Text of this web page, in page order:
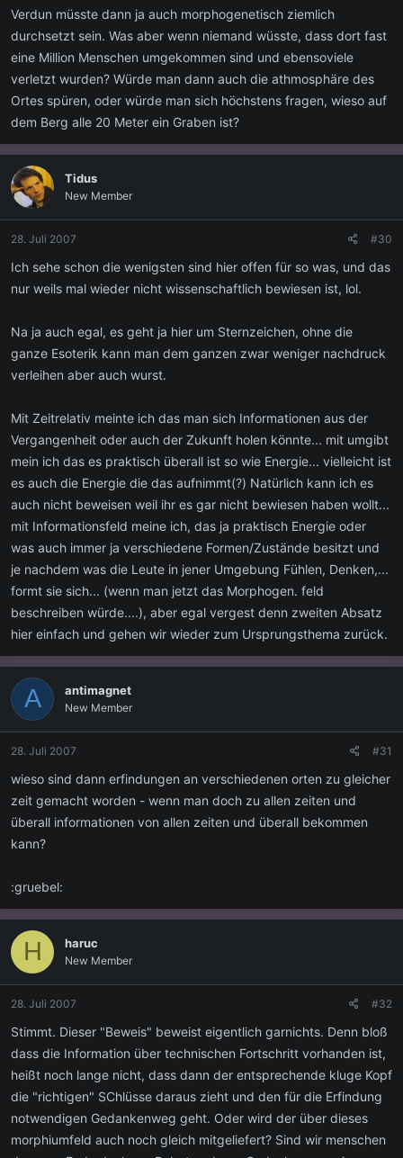
Verdun müsste dann ja auch morphogenetisch ziemlich
durchsetzt sein. Was aber wenn niemand wüsste, dass dort fast
eine Million Menschen umgekommen sind und ebensoviele
verletzt wurden? Würde man dann auch die athmosphäre des
Ortes spüren, oder würde man sich höchstens fragen, wieso auf
dem Berg alle 20 Meter ein Graben ist?
Tidus
New Member
28. Juli 2007 #30
Ich sehe schon die wenigsten sind hier offen für so was, und das
nur weils mal wieder nicht wissenschaftlich bewiesen ist, lol.
Na ja auch egal, es geht ja hier um Sternzeichen, ohne die
ganze Esoterik kann man dem ganzen zwar weniger nachdruck
verleihen aber auch wurst.
Mit Zeitrelativ meinte ich das man sich Informationen aus der
Vergangenheit oder auch der Zukunft holen könnte... mit umgibt
mein ich das es praktisch überall ist so wie Energie... vielleicht ist
es auch die Energie die das aufnimmt(?) Natürlich kann ich es
auch nicht beweisen weil ihr es gar nicht bewiesen haben wollt...
mit Informationsfeld meine ich, das ja praktisch Energie oder
was auch immer ja verschiedene Formen/Zustände besitzt und
je nachdem was die Leute in jener Umgebung Fühlen, Denken,...
formt sie sich... (wenn man jetzt das Morphogen. feld
beschreiben würde....), aber egal vergest denn zweiten Absatz
hier einfach und gehen wir wieder zum Ursprungsthema zurück.
A antimagnet
New Member
28. Juli 2007 #31
wieso sind dann erfindungen an verschiedenen orten zu gleicher
zeit gemacht worden - wenn man doch zu allen zeiten und
überall informationen von allen zeiten und überall bekommen
kann?
:gruebel:
H haruc
New Member
28. Juli 2007 #32
Stimmt. Dieser "Beweis" beweist eigentlich garnichts. Denn bloß
dass die Information über technischen Fortschritt vorhanden ist,
heißt noch lange nicht, dass dann der entsprechende kluge Kopf
die "richtigen" SChlüsse daraus zieht und den für die Erfindung
notwendigen Gedankenweg geht. Oder wird der über dieses
morphiumfeld auch noch gleich mitgeliefert? Sind wir menschen